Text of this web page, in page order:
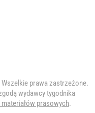
prawa zastrzeżone.
wydawcy tygodnika
prasowych.